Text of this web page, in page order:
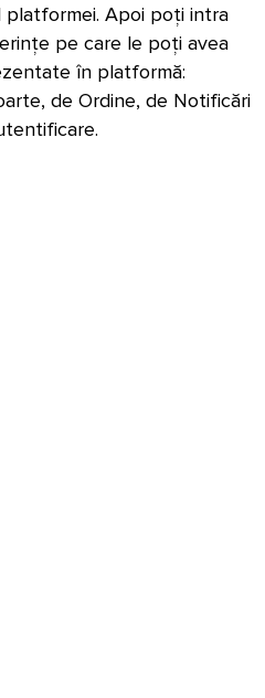
Apoi poți intra
pe care le poți avea
în platformă:
de Ordine, de Notificări